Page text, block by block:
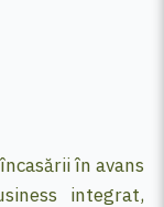
în avans
integrat,